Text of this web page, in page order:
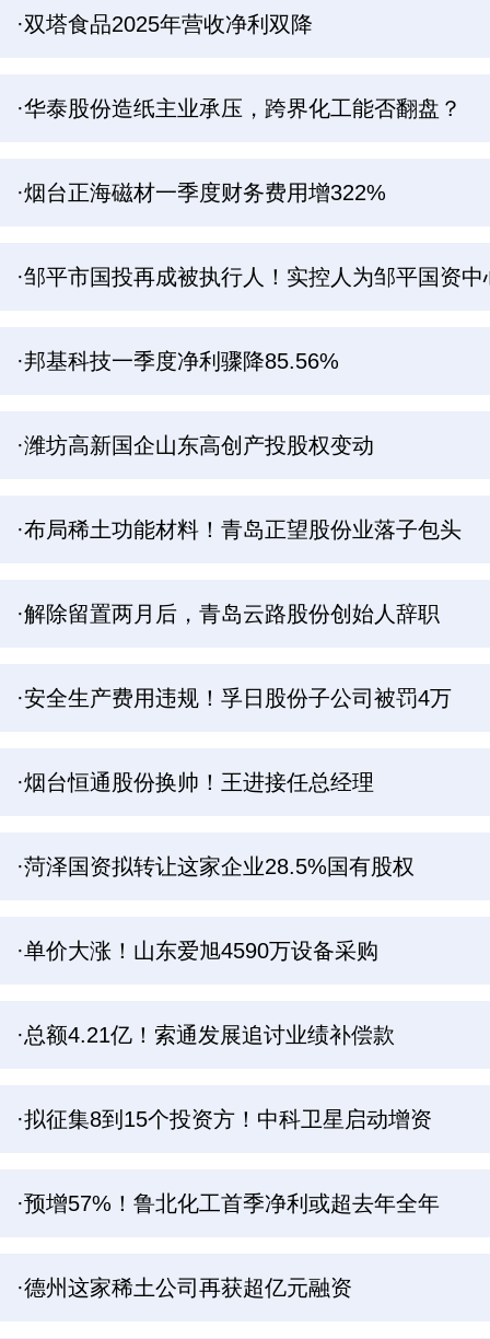
·双塔食品2025年营收净利双降
·华泰股份造纸主业承压，跨界化工能否翻盘？
·烟台正海磁材一季度财务费用增322%
·邹平市国投再成被执行人！实控人为邹平国资中
·邦基科技一季度净利骤降85.56%
·潍坊高新国企山东高创产投股权变动
·布局稀土功能材料！青岛正望股份业落子包头
·解除留置两月后，青岛云路股份创始人辞职
·安全生产费用违规！孚日股份子公司被罚4万
·烟台恒通股份换帅！王进接任总经理
·菏泽国资拟转让这家企业28.5%国有股权
·单价大涨！山东爱旭4590万设备采购
·总额4.21亿！索通发展追讨业绩补偿款
·拟征集8到15个投资方！中科卫星启动增资
·预增57%！鲁北化工首季净利或超去年全年
·德州这家稀土公司再获超亿元融资